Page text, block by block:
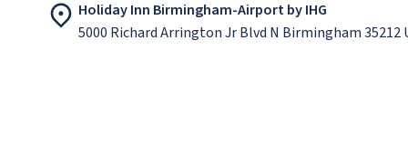
Holiday Inn Birmingham-Airport by IHG
5000 Richard Arrington Jr Blvd N Birmingham 35212